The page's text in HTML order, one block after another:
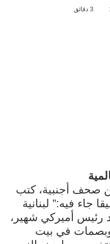
صحف أجنبية، كتب
جاء فيه:” لبنانية
رئيس أميركي شهير،
في بيت